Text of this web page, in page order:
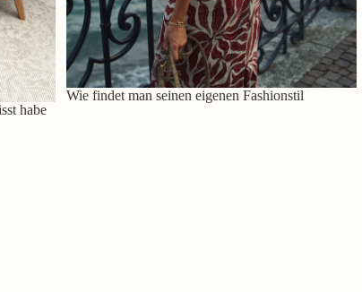
habe
Wie findet man seinen eigenen Fashionstil